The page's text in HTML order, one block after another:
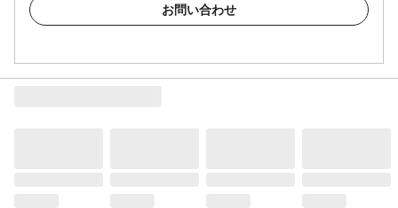
お問い合わせ